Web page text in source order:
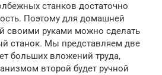
станков достаточно
Поэтому для домашней
своими руками можно сделать
станок. Мы представляем две
больших вложений труда,
второй будет ручной